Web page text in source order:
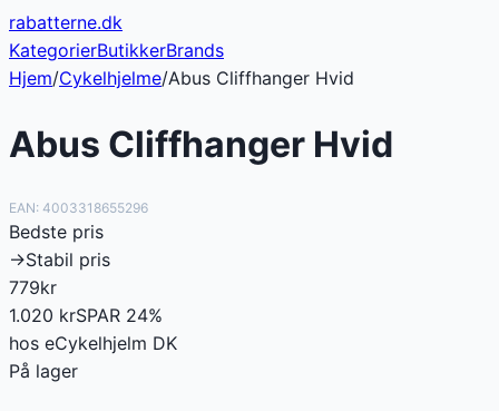
rabatterne.dk
KategorierButikkerBrands
Hjem/Cykelhjelme/Abus Cliffhanger Hvid
Abus Cliffhanger Hvid
EAN: 4003318655296
Bedste pris
→Stabil pris
779kr
1.020 krSPAR 24%
hos eCykelhjelm DK
På lager